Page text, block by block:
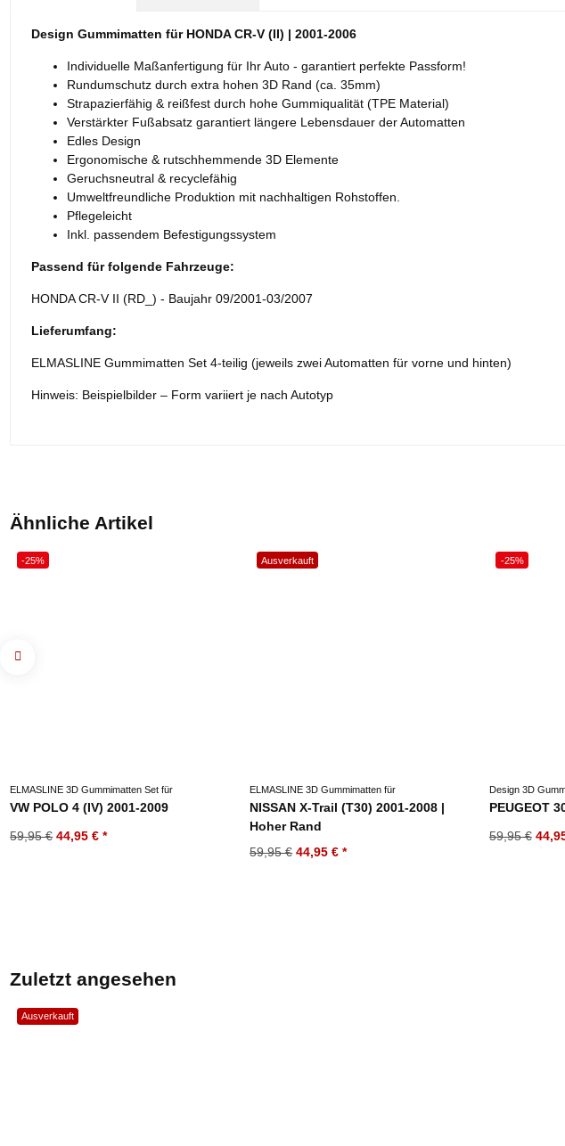
Design Gummimatten für HONDA CR-V (II) | 2001-2006
Individuelle Maßanfertigung für Ihr Auto - garantiert perfekte Passform!
Rundumschutz durch extra hohen 3D Rand (ca. 35mm)
Strapazierfähig & reißfest durch hohe Gummiqualität (TPE Material)
Verstärkter Fußabsatz garantiert längere Lebensdauer der Automatten
Edles Design
Ergonomische & rutschhemmende 3D Elemente
Geruchsneutral & recyclefähig
Umweltfreundliche Produktion mit nachhaltigen Rohstoffen.
Pflegeleicht
Inkl. passendem Befestigungssystem
Passend für folgende Fahrzeuge:
HONDA CR-V II (RD_) - Baujahr 09/2001-03/2007
Lieferumfang:
ELMASLINE Gummimatten Set 4-teilig (jeweils zwei Automatten für vorne und hinten)
Hinweis: Beispielbilder – Form variiert je nach Autotyp
Ähnliche Artikel
-25%
ELMASLINE 3D Gummimatten Set für
VW POLO 4 (IV) 2001-2009
59,95 € 44,95 € *
Ausverkauft
ELMASLINE 3D Gummimatten für
NISSAN X-Trail (T30) 2001-2008 |
Hoher Rand
59,95 € 44,95 € *
-25%
Design 3D
PEUGEOT
59,95 €
Zuletzt angesehen
Ausverkauft